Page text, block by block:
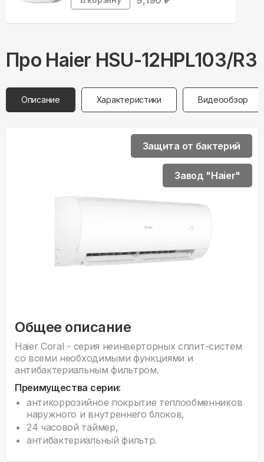
Про Haier HSU-12HPL103/R3
Описание Характеристики Видеообзор
Общее описание
Haier Coral - серия неинверторных сплит-систем
со всеми необходимыми функциями и
антибактериальным фильтром.
Преимущества серии:
антикоррозийное покрытие теплообменников
наружного и внутреннего блоков,
24 часовой таймер,
антибактериальный фильтр.
Защита от бактерий
Завод "Haier"